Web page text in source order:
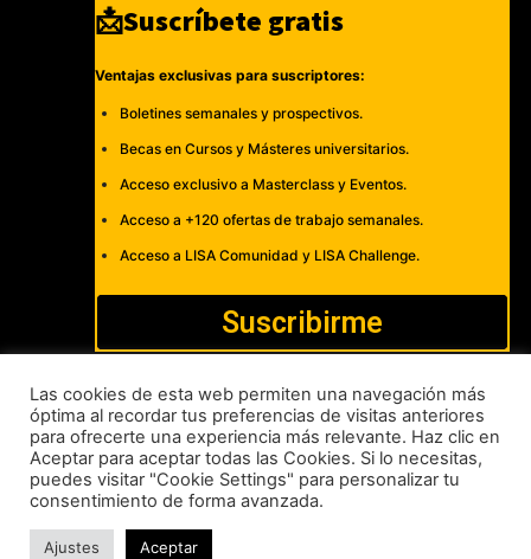
📩Suscríbete gratis
Ventajas exclusivas para suscriptores:
Boletines semanales y prospectivos.
Becas en Cursos y Másteres universitarios.
Acceso exclusivo a Masterclass y Eventos.
Acceso a +120 ofertas de trabajo semanales.
Acceso a LISA Comunidad y LISA Challenge.
Suscribirme
Cómo publicar Anúnciate Política de Privacidad y Cookies
Aviso legal Contacto
LISA News©. Creative Commons BY-NC-ND.
Las cookies de esta web permiten una navegación más
óptima al recordar tus preferencias de visitas anteriores
para ofrecerte una experiencia más relevante. Haz clic en
Aceptar para aceptar todas las Cookies. Si lo necesitas,
puedes visitar "Cookie Settings" para personalizar tu
consentimiento de forma avanzada.
Ajustes Aceptar